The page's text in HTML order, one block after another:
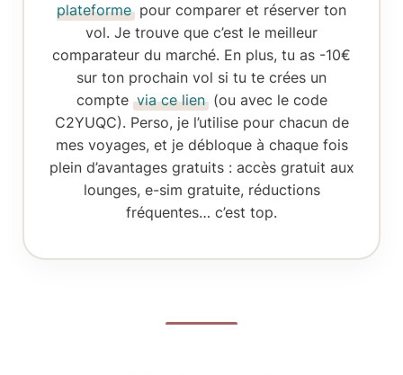
plateforme pour comparer et réserver ton
vol. Je trouve que c’est le meilleur
comparateur du marché. En plus, tu as -10€
sur ton prochain vol si tu te crées un
compte via ce lien (ou avec le code
C2YUQC). Perso, je l’utilise pour chacun de
mes voyages, et je débloque à chaque fois
plein d’avantages gratuits : accès gratuit aux
lounges, e-sim gratuite, réductions
fréquentes… c’est top.